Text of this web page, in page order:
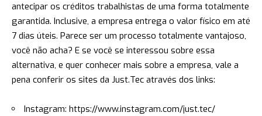
antecipar os créditos trabalhistas de uma forma totalmente
garantida. Inclusive, a empresa entrega o valor físico em até
7 dias úteis. Parece ser um processo totalmente vantajoso,
você não acha? E se você se interessou sobre essa
alternativa, e quer conhecer mais sobre a empresa, vale a
pena conferir os sites da Just.Tec através dos links:
Instagram: https://www.instagram.com/just.tec/